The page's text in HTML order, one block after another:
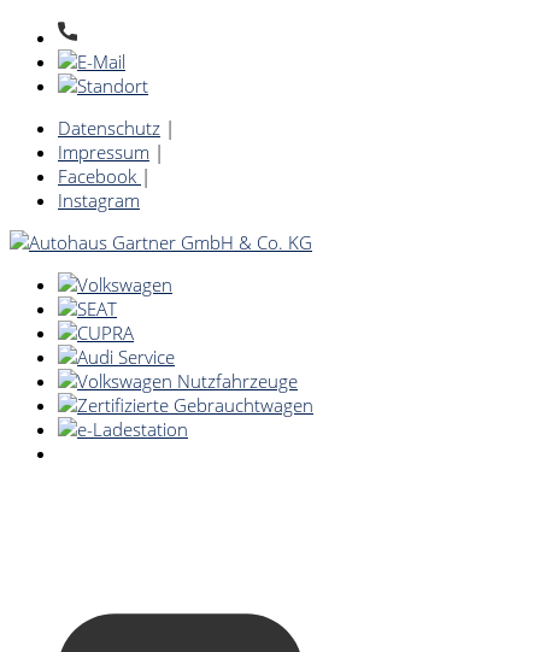
Datenschutz |
Impressum |
Facebook |
Instagram